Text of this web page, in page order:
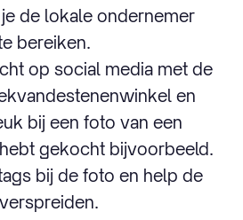
de lokale ondernemer
bereiken.
op social media met de
en
bij een foto van een
gekocht bijvoorbeeld.
bij de foto en help de